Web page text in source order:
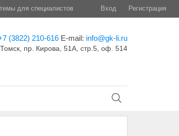
для специалистов Вход Регистрация
(3822) 210-616 E-mail: info@gk-li.ru
пр. Кирова, 51А, стр.5, оф. 514